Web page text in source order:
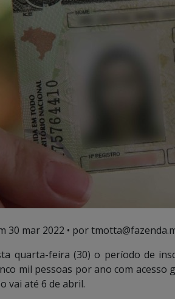
30 mar 2022 • por
quarta-feira (30) o período de
mil pessoas por ano com
vai até 6 de abril.